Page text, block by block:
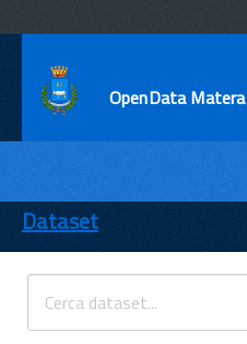
OpenData Matera
ENTI
TEMI
INFORMAZIONI
Dataset